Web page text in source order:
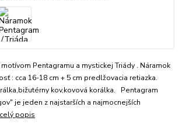
Pentagramu a mystickej Triády . Náramok
: cca 16-18 cm + 5 cm predlžovacia retiazka.
kov,kovová korálka. Pentagram
je jeden z najstarších a najmocnejších
celý popis